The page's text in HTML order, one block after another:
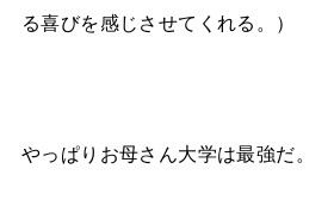
る喜びを感じさせてくれる。）
やっぱりお母さん大学は最強だ。